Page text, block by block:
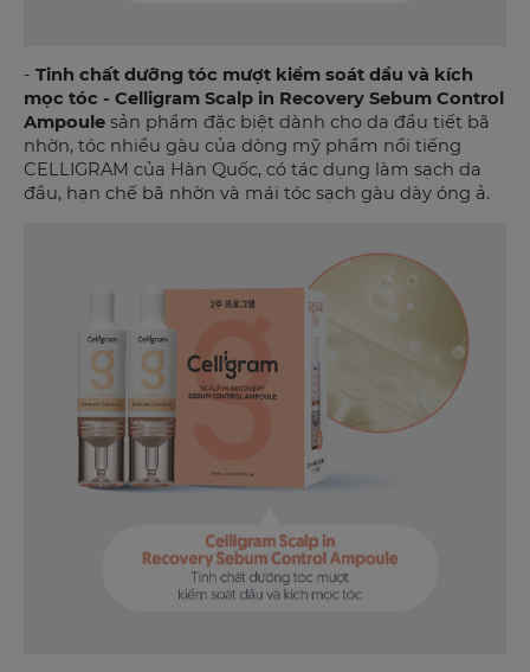
- Tinh chất dưỡng tóc mượt kiểm soát dầu và kích
mọc tóc - Celligram Scalp in Recovery Sebum Control
Ampoule sản phẩm đặc biệt dành cho da đầu tiết bã
nhờn, tóc nhiều gàu của dòng mỹ phẩm nổi tiếng
CELLIGRAM của Hàn Quốc, có tác dụng làm sạch da
đầu, hạn chế bã nhờn và mái tóc sạch gàu dày óng ả.